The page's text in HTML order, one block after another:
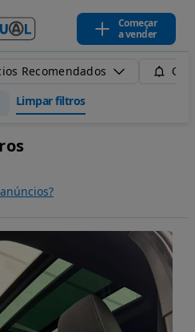
Começar
a vender
Recomendados
Limpar filtros